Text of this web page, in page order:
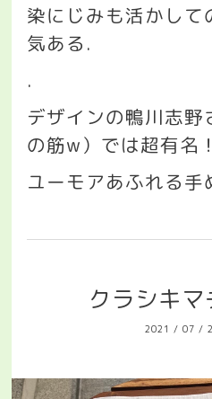
染にじみも活かして
気ある .
.
デザインの鴨川志野
の筋w）では超有名！
ユーモアあふれる手
クラシキ
2021 / 07 /